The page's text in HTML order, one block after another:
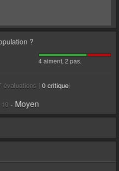
?
4 aiment, 2 pas.
évaluations | 0 critique)
10 - Moyen